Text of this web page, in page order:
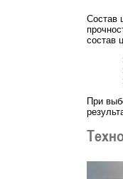
Состав
состав
При